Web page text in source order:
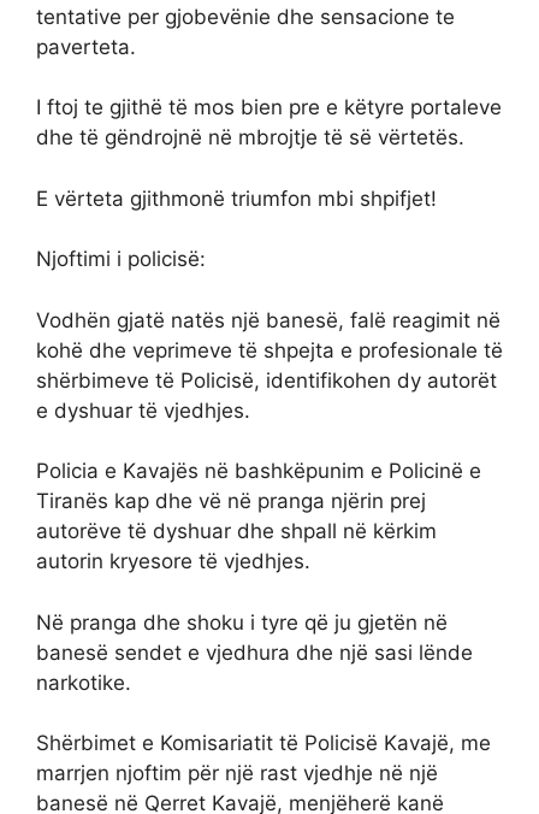
tentative per gjobevënie dhe sensacione te
paverteta.
I ftoj te gjithë të mos bien pre e këtyre portaleve
dhe të gëndrojnë në mbrojtje të së vërtetës.
E vërteta gjithmonë triumfon mbi shpifjet!
Njoftimi i policisë:
Vodhën gjatë natës një banesë, falë reagimit në
kohë dhe veprimeve të shpejta e profesionale të
shërbimeve të Policisë, identifikohen dy autorët
e dyshuar të vjedhjes.
Policia e Kavajës në bashkëpunim e Policinë e
Tiranës kap dhe vë në pranga njërin prej
autorëve të dyshuar dhe shpall në kërkim
autorin kryesore të vjedhjes.
Në pranga dhe shoku i tyre që ju gjetën në
banesë sendet e vjedhura dhe një sasi lënde
narkotike.
Shërbimet e Komisariatit të Policisë Kavajë, me
marrjen njoftim për një rast vjedhje në një
banesë në Qerret Kavajë, menjëherë kanë